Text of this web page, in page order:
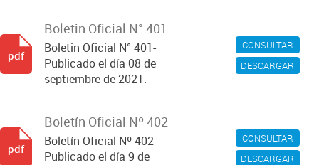
CONSULTAR
DESCARGAR
Boletin Oficial N° 401
Boletin Oficial N° 401-
Publicado el día 08 de
septiembre de 2021.-
pdf
CONSULTAR
DESCARGAR
Boletín Oficial Nº 402
Boletín Oficial Nº 402-
Publicado el día 9 de
pdf